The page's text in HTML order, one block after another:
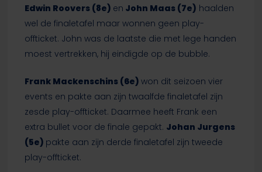
Edwin Roovers (8e) en John Maas (7e) haalden
wel de finaletafel maar wonnen geen play-
offticket. John was de laatste die met lege handen
moest vertrekken, hij eindigde op de bubble.
Frank Mackenschins (6e) won dit seizoen vier
events en pakte aan zijn twaalfde finaletafel zijn
zesde play-offticket. Daarmee heeft Frank een
extra bullet voor de finale gepakt. Johan Jurgens
(5e) pakte aan zijn derde finaletafel zijn tweede
play-offticket.